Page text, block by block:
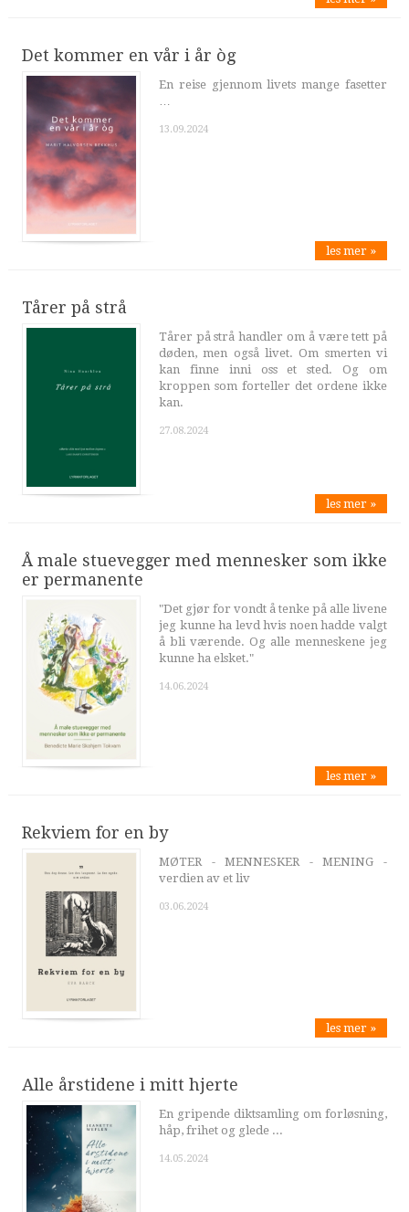
Det kommer en vår i år òg
En reise gjennom livets mange fasetter
13.09.2024
les mer »
Tårer på strå
Tårer på strå handler om å være tett på
døden, men også livet. Om smerten vi
kan finne inni oss et sted. Og om
kroppen som forteller det ordene ikke
kan.
27.08.2024
les mer »
Å male stuevegger med mennesker som ikke
er permanente
"Det gjør for vondt å tenke på alle livene
jeg kunne ha levd hvis noen hadde valgt
å bli værende. Og alle menneskene jeg
kunne ha elsket."
14.06.2024
les mer »
Rekviem for en by
MØTER - MENNESKER - MENING -
verdien av et liv
03.06.2024
les mer »
Alle årstidene i mitt hjerte
En gripende diktsamling om forløsning,
håp, frihet og glede ...
14.05.2024